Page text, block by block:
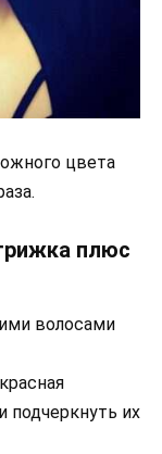
цвета
плюс
подчеркнуть их